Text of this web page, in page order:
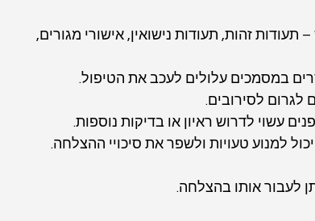
– תעודות זהות, תעודות נישואין, אישורי מגורים,
במסמכים עלולים לעכב את הטיפול.
לגרום לסירובים.
עשוי לדרוש ראיון או בדיקות נוספות.
יכול למנוע טעויות ולשפר את סיכויי ההצלחה.
לעבור אותו בהצלחה.